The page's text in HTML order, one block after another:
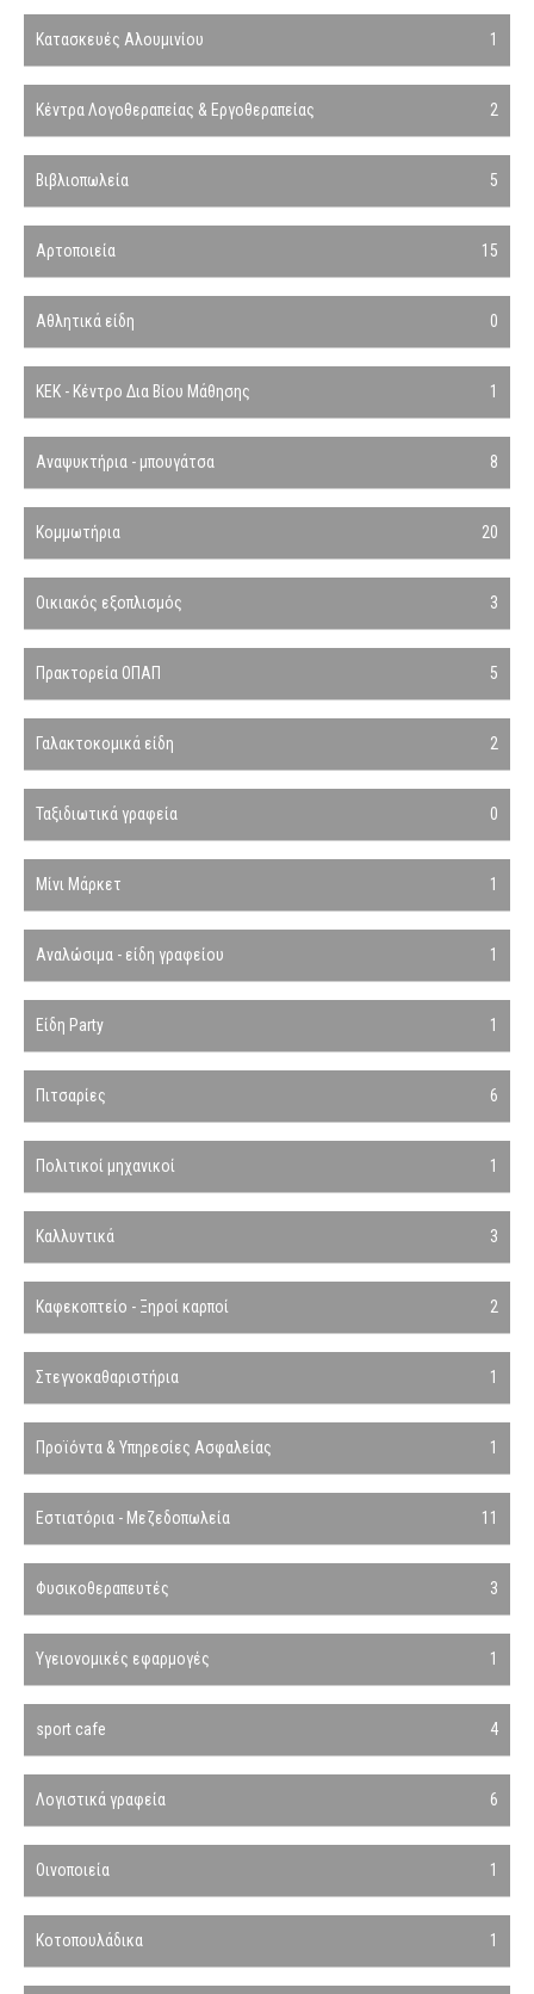
Κατασκευές Αλουμινίου 1
Κέντρα Λογοθεραπείας & Εργοθεραπείας 2
Βιβλιοπωλεία 5
Αρτοποιεία 15
Αθλητικά είδη 0
ΚΕΚ - Κέντρο Δια Βίου Μάθησης 1
Αναψυκτήρια - μπουγάτσα 8
Κομμωτήρια 20
Οικιακός εξοπλισμός 3
Πρακτορεία ΟΠΑΠ 5
Γαλακτοκομικά είδη 2
Ταξιδιωτικά γραφεία 0
Μίνι Μάρκετ 1
Αναλώσιμα - είδη γραφείου 1
Είδη Party 1
Πιτσαρίες 6
Πολιτικοί μηχανικοί 1
Καλλυντικά 3
Καφεκοπτείο - Ξηροί καρποί 2
Στεγνοκαθαριστήρια 1
Προϊόντα & Υπηρεσίες Ασφαλείας 1
Εστιατόρια - Μεζεδοπωλεία 11
Φυσικοθεραπευτές 3
Υγειονομικές εφαρμογές 1
sport cafe 4
Λογιστικά γραφεία 6
Οινοποιεία 1
Κοτοπουλάδικα 1